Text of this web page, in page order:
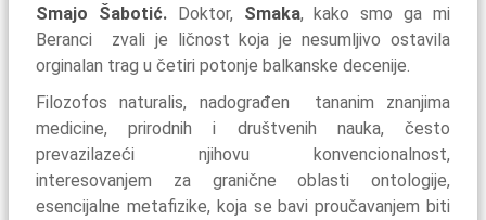
Smajo Šabotić. Doktor, Smaka, kako smo ga mi
Beranci zvali je ličnost koja je nesumljivo ostavila
orginalan trag u četiri potonje balkanske decenije.
Filozofos naturalis, nadograđen tananim znanjima
medicine, prirodnih i društvenih nauka, često
prevazilazeći njihovu konvencionalnost,
interesovanjem za granične oblasti ontologije,
esencijalne metafizike, koja se bavi proučavanjem biti